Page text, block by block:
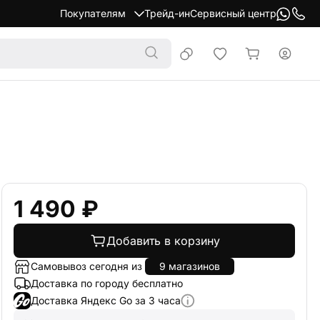
Покупателям Трейд-инСервисный центр
1 490 ₽
Добавить в корзину
Самовывоз сегодня из
9 магазинов
Доставка по городу бесплатно
Доставка Яндекс Go за 3 часа